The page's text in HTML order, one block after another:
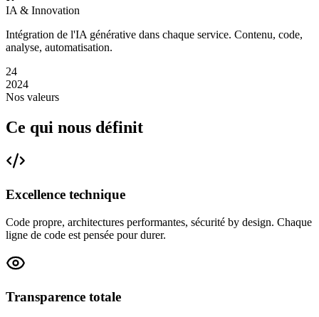
IA & Innovation
Intégration de l'IA générative dans chaque service. Contenu, code,
analyse, automatisation.
24
2024
Nos valeurs
Ce qui nous définit
Excellence technique
Code propre, architectures performantes, sécurité by design. Chaque
ligne de code est pensée pour durer.
Transparence totale